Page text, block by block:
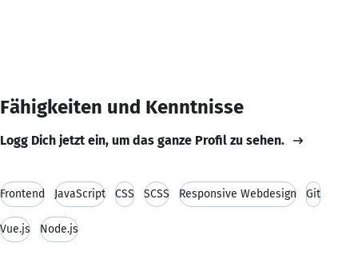
Fähigkeiten und Kenntnisse
Logg Dich jetzt ein, um das ganze Profil zu sehen.
Frontend JavaScript CSS SCSS Responsive Webdesign Git
Vue.js Node.js